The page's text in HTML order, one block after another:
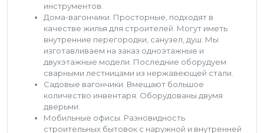
инструментов.
Дома-вагончики. Просторные, подходят в
качестве жилья для строителей. Могут иметь
внутренние перегородки, санузел, душ. Мы
изготавливаем на заказ одноэтажные и
двухэтажные модели. Последние оборудуем
сварными лестницами из нержавеющей стали.
Садовые вагончики. Вмещают большое
количество инвентаря. Оборудованы двумя
дверьми.
Мобильные офисы. Разновидность
строительных бытовок с наружной и внутренней